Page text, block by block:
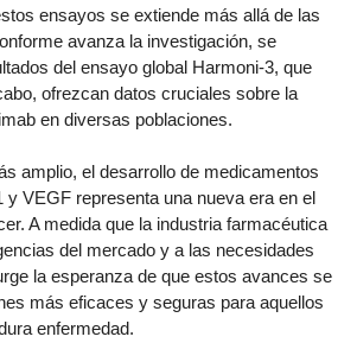
ensayos se extiende más allá de las
avanza la investigación, se
del ensayo global Harmoni-3, que
ofrezcan datos cruciales sobre la
en diversas poblaciones.
amplio, el desarrollo de medicamentos
VEGF representa una nueva era en el
A medida que la industria farmacéutica
del mercado y a las necesidades
la esperanza de que estos avances se
más eficaces y seguras para aquellos
enfermedad.